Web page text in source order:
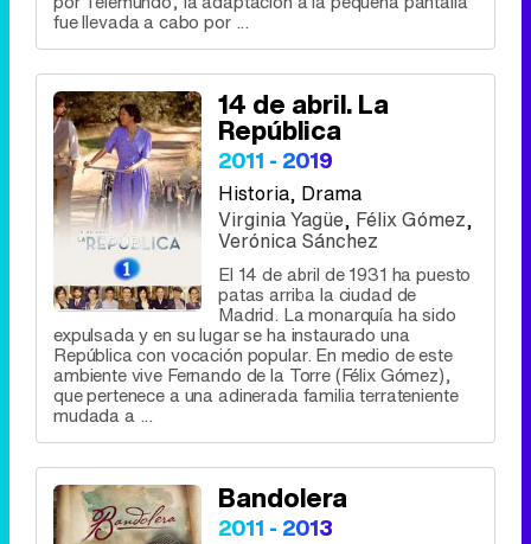
fue llevada a cabo por ...
14 de abril. La
República
2011 - 2019
Historia, Drama
Virginia Yagüe, Félix Gómez,
Verónica Sánchez
El 14 de abril de 1931 ha puesto
patas arriba la ciudad de
Madrid. La monarquía ha sido
expulsada y en su lugar se ha instaurado una
República con vocación popular. En medio de este
ambiente vive Fernando de la Torre (Félix Gómez),
que pertenece a una adinerada familia terrateniente
mudada a ...
Bandolera
2011 - 2013